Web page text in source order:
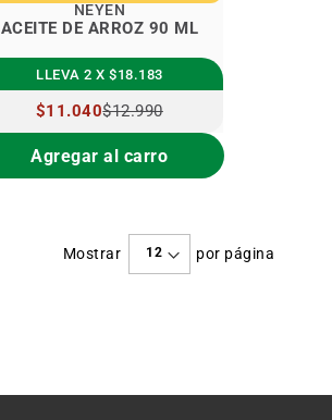
ACEITE DE ARROZ 90 ML
NEYEN
LLEVA 2 X $18.183
PRECIO
ESPECIAL
$11.040$12.990
Agregar al carro
Mostrar por página